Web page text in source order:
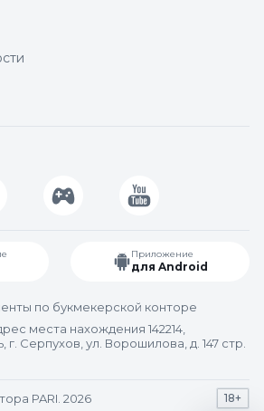
Приложение
для Android
по букмекерской конторе
места нахождения 142214,
Серпухов, ул. Ворошилова, д. 147 стр.
PARI. 2026 18+